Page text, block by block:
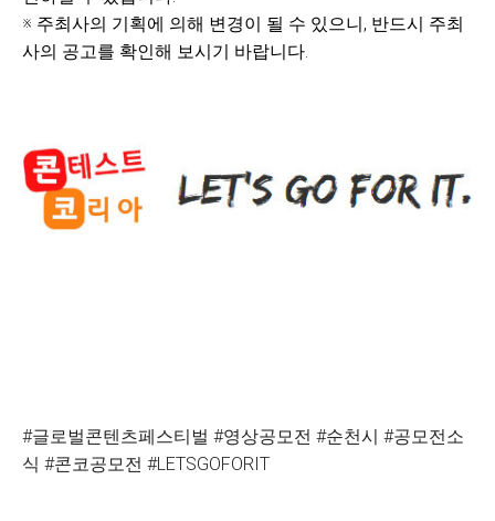
※ 주최사의 기획에 의해 변경이 될 수 있으니, 반드시 주최
사의 공고를 확인해 보시기 바랍니다.
#글로벌콘텐츠페스티벌 #영상공모전 #순천시 #공모전소
식 #콘코공모전 #LETSGOFORIT